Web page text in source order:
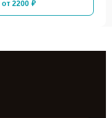
от 2200 ₽